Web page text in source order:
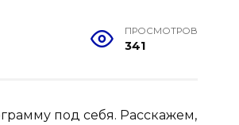
ПРОСМОТРОВ
341
под себя. Расскажем,